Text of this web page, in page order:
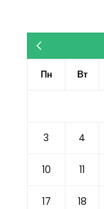
Пн Вт
3 4
10 11
17 18